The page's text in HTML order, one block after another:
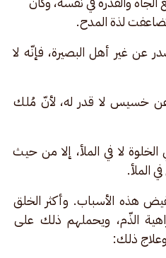
لذة المدح.
عن غير أهل البصيرة، فإنّه لا
عن خسيس لا قدر له، لأنّ مُلك
الخلوة لا في الملأ، إلا من حيث
الملأ.
هذه الأسباب. وأكثر الخلق
الذّم، ويحملهم ذلك على
ذلك: